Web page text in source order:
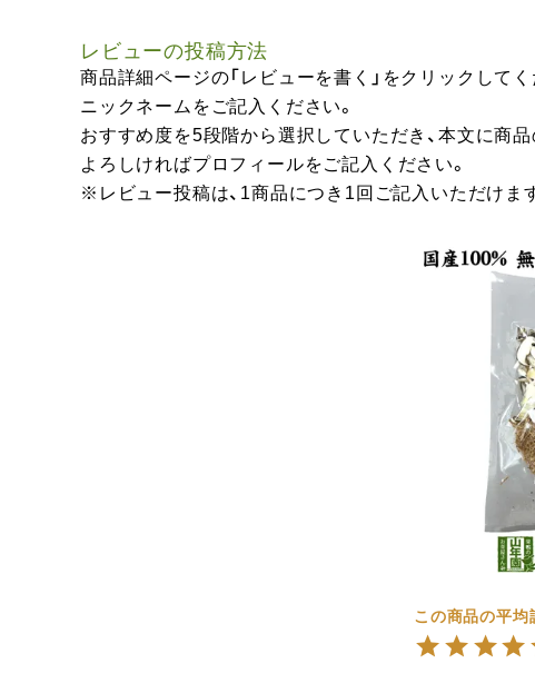
レビューの投稿方法
商品詳細ページの「レビューを書く」をクリックしてく
ニックネームをご記入ください。
おすすめ度を5段階から選択していただき、本文に商
よろしければプロフィールをご記入ください。
※レビュー投稿は、1商品につき1回ご記入いただけます